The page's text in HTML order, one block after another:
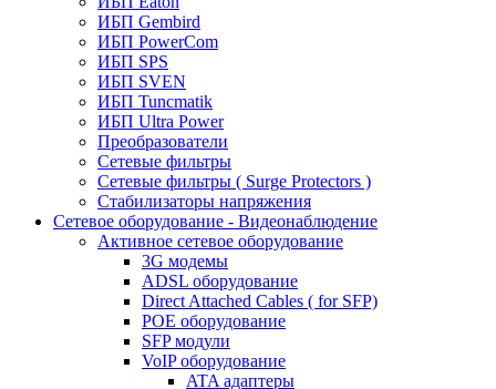
ИБП Gembird
ИБП PowerCom
ИБП SPS
ИБП SVEN
ИБП Tuncmatik
ИБП Ultra Power
Преобразователи
Сетевые фильтры
Сетевые фильтры ( Surge Protectors )
Стабилизаторы напряжения
Сетевое оборудование - Видеонаблюдение
Активное сетевое оборудование
3G модемы
ADSL оборудование
Direct Attached Cables ( for SFP)
POE оборудование
SFP модули
VoIP оборудование
ATA адаптеры